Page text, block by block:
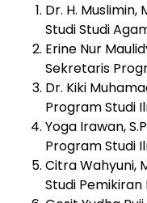
Dr. H.
Studi Studi
Erine Nur
Sekretaris
Dr. Kiki
Program Studi
Yoga Irawan,
Program Studi
Citra Wahyuni,
Studi Pemikiran